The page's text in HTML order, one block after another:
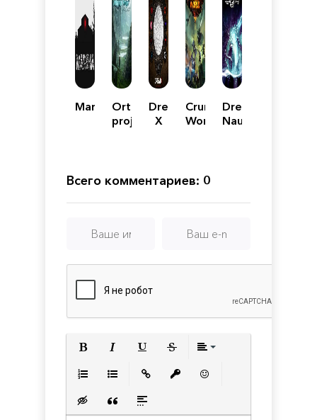
MarthaOrtharion
project
Dread
X
Crumbling
World
Dread
Nautical
Всего комментариев: 0